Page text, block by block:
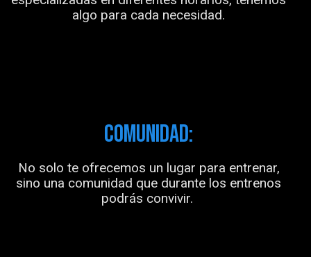
algo para cada necesidad.
COMUNIDAD:
No solo te ofrecemos un lugar para entrenar,
sino una comunidad que durante los entrenos
podrás convivir.